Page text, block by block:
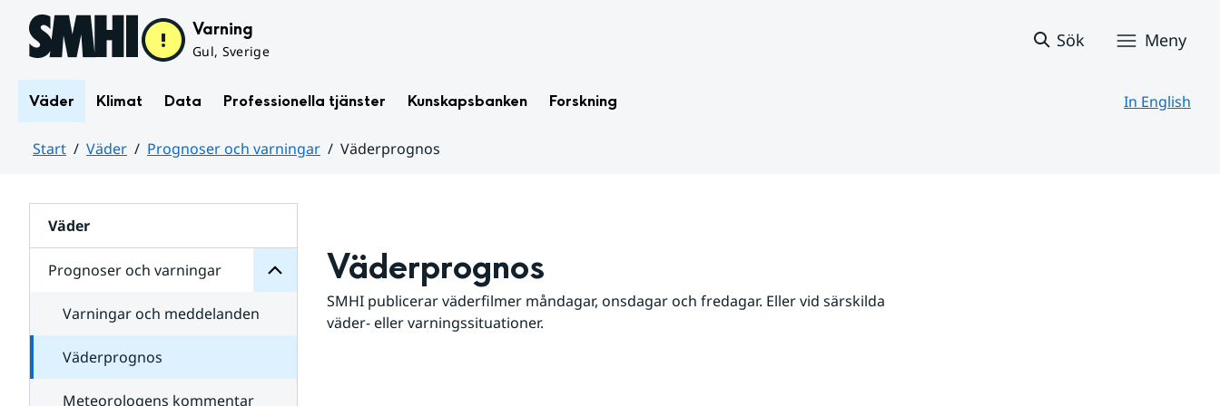
Hoppa till sidans innehåll Varning
Gul, Sverige
Sök Meny
Väder Klimat Data Professionella tjänster Kunskapsbanken Forskning In English
Start Väder Prognoser och varningar
Väderprognos
Väder
Prognoser och varningar
för
varningar
Varningar och meddelanden
Väderprognos
Meteorologens kommentar
Väderprognos
SMHI publicerar väderfilmer måndagar, onsdagar och fredagar. Eller vid särskilda
väder- eller varningssituationer.